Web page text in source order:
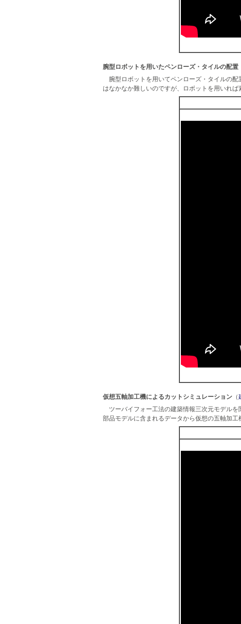
腕型ロボットを用いたペンローズ・タイルの配置
腕型ロボットを用いてペンローズ・タイルの
はなか­なか難しいのですが、ロボットを用いれば
仮想五軸加工機によるカットシミュレーション （
ツーバイフォー工法の建築情報三次元モデル
部品モデルに含まれるデータから仮想の五軸加工